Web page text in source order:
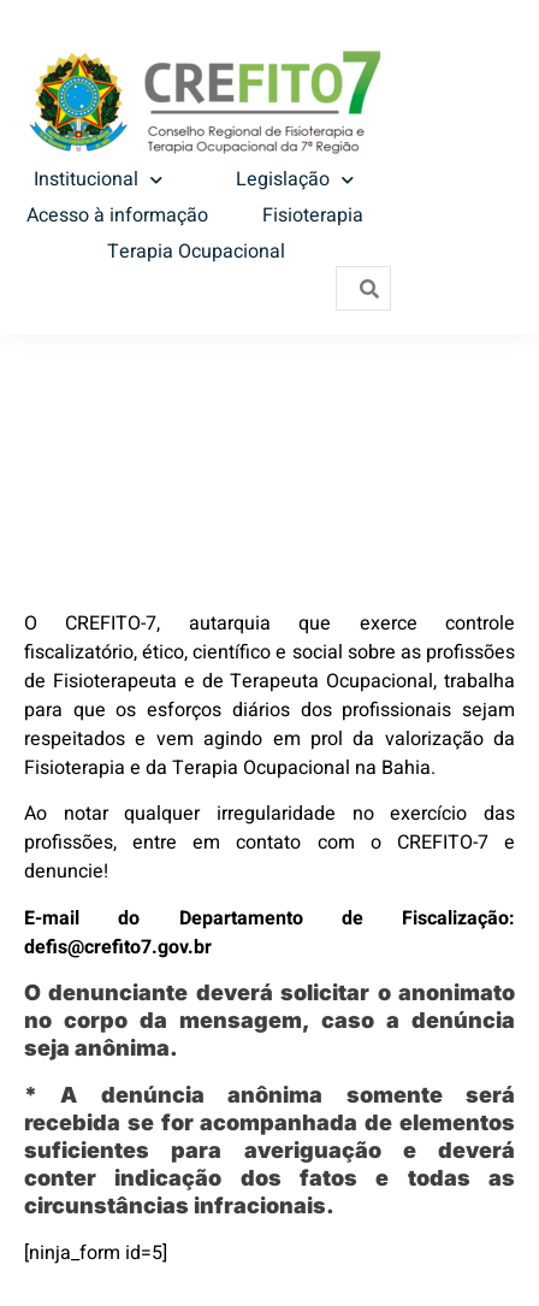
Institucional
Legislação
Acesso à informação
Fisioterapia
Terapia Ocupacional
O CREFITO-7, autarquia que exerce controle
fiscalizatório, ético, científico e social sobre as profissões
de Fisioterapeuta e de Terapeuta Ocupacional, trabalha
para que os esforços diários dos profissionais sejam
respeitados e vem agindo em prol da valorização da
Fisioterapia e da Terapia Ocupacional na Bahia.
Ao notar qualquer irregularidade no exercício das
profissões, entre em contato com o CREFITO-7 e
denuncie!
E-mail do Departamento de Fiscalização:
defis@crefito7.gov.br
O denunciante deverá solicitar o anonimato
no corpo da mensagem, caso a denúncia
seja anônima.
* A denúncia anônima somente será
recebida se for acompanhada de elementos
suficientes para averiguação e deverá
conter indicação dos fatos e todas as
circunstâncias infracionais.
[ninja_form id=5]